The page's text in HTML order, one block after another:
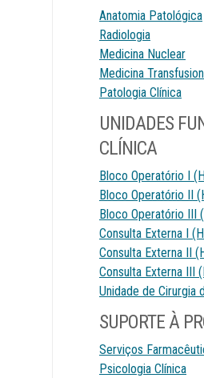
Anatomia Patológica
Radiologia
Medicina Nuclear
Medicina
Patologia Clínica
UNIDADES
CLÍNICA
Bloco Operatório I
Bloco Operatório II
Bloco Operatório III
Consulta Externa I
Consulta Externa II
Consulta Externa III
Unidade de Cirurgia
SUPORTE À
Serviços
Psicologia Clínica